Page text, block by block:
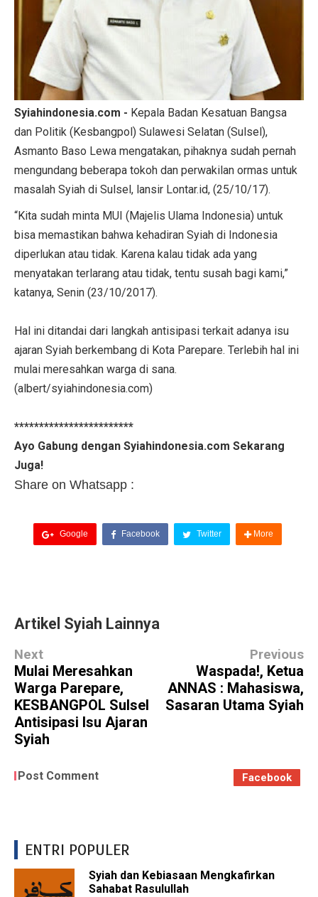
Syiahindonesia.com - Kepala Badan Kesatuan Bangsa
dan Politik (Kesbangpol) Sulawesi Selatan (Sulsel),
Asmanto Baso Lewa mengatakan, pihaknya sudah pernah
mengundang beberapa tokoh dan perwakilan ormas untuk
masalah Syiah di Sulsel, lansir Lontar.id, (25/10/17).
“Kita sudah minta MUI (Majelis Ulama Indonesia) untuk
bisa memastikan bahwa kehadiran Syiah di Indonesia
diperlukan atau tidak. Karena kalau tidak ada yang
menyatakan terlarang atau tidak, tentu susah bagi kami,”
katanya, Senin (23/10/2017).
Hal ini ditandai dari langkah antisipasi terkait adanya isu
ajaran Syiah berkembang di Kota Parepare. Terlebih hal ini
mulai meresahkan warga di sana.
(albert/syiahindonesia.com)
************************
Ayo Gabung dengan Syiahindonesia.com Sekarang
Juga!
Share on Whatsapp :
Google Facebook Twitter More
Artikel Syiah Lainnya
Next
Mulai Meresahkan
Warga Parepare,
KESBANGPOL Sulsel
Antisipasi Isu Ajaran
Syiah
Previous
Waspada!, Ketua
ANNAS : Mahasiswa,
Sasaran Utama Syiah
Post Comment Facebook
ENTRI POPULER
Syiah dan Kebiasaan Mengkafirkan
Sahabat Rasulullah